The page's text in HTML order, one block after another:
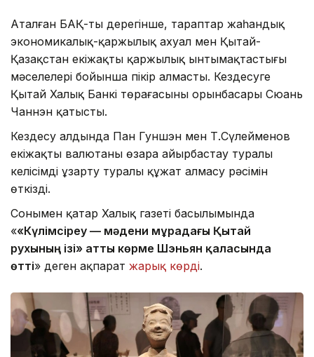
Аталған БАҚ-тың дерегінше, тараптар жаһандық
экономикалық-қаржылық ахуал мен Қытай-
Қазақстан екіжақты қаржылық ынтымақтастығы
мәселелері бойынша пікір алмасты. Кездесуге
Қытай Халық Банкі төрағасының орынбасары Сюань
Чаннэн қатысты.
Кездесу алдында Пан Гуншэн мен Т.Сүлейменов
екіжақты валютаны өзара айырбастау туралы
келісімді ұзарту туралы құжат алмасу рәсімін
өткізді.
Сонымен қатар Халық газеті басылымында
««Күлімсіреу — мәдени мұрадағы Қытай
рухының ізі» атты көрме Шэньян қаласында
өтті» деген ақпарат жарық көрді.